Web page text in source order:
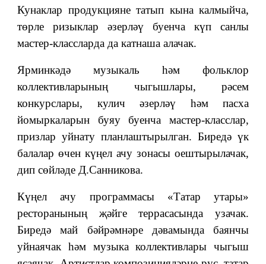
Кунаклар продукцияне татып кына калмыйча,
төрле ризыклар әзерләү буенча күп санлы
мастер-классларда да катнаша алачак.
Ярминкәдә музыкаль һәм фольклор
коллективларының чыгышлары, рәсем
конкурслары, кулич әзерләү һәм пасха
йомыркаларын буяу буенча мастер-класслар,
призлар уйнату планлаштырылган. Биредә үк
балалар өчен күңел ачу зонасы оештырылачак,
дип сөйләде Д.Санникова.
Күңел ачу программасы «Татар утары»
ресторанының җәйге террасасында узачак.
Биредә май бәйрәмнәре дәвамында баянчы
уйнаячак һәм музыка коллективлары чыгыш